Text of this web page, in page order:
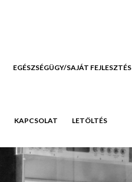
EGÉSZSÉGÜGY/SAJÁT FEJLESZTÉS
KAPCSOLAT LETÖLTÉS